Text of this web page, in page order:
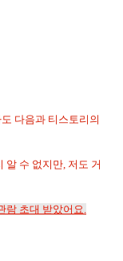
다음과 티스토리의
알 수 없지만, 저도 거
람 초대 받았어요.